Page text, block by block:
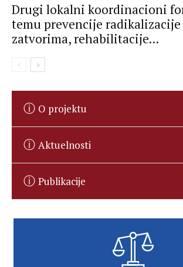
Drugi lokalni koordinacioni
temu prevencije
zatvorima, rehabilitacije...
O projektu
Aktuelnosti
Publikacije